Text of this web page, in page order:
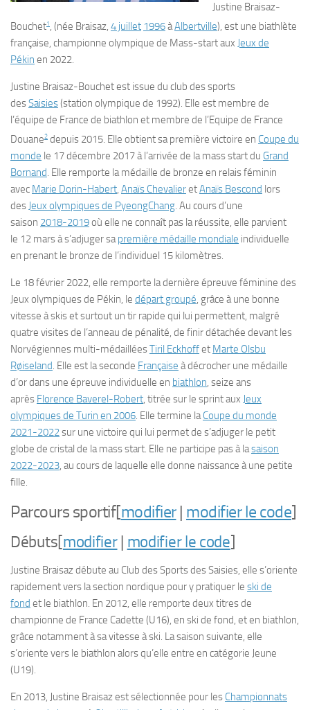
Justine Braisaz-
Bouchet1, (née Braisaz, 4 juillet 1996àAlbertville), est une biathlète
française, championne olympique de Mass-start aux Jeux de
Pékin en 2022.
Justine Braisaz-Bouchet est issue du club des sports
desSaisies(station olympique de 1992). Elle est membre de
l’équipe de France de biathlon et membre de l’Equipe de France
Douane2 depuis 2015. Elle obtient sa première victoire en Coupe du
monde le 17 décembre 2017à l’arrivée de la mass start du Grand
Bornand. Elle remporte la médaille de bronze en relais féminin
avec Marie Dorin-Habert, Anaïs ChevalieretAnaïs Bescond lors
des Jeux olympiques de PyeongChang. Au cours d’une
saison 2018-2019où elle ne connaît pas la réussite, elle parvient
le 12 marsà s’adjuger sapremière médaille mondiale individuelle
en prenant le bronze de l’individuel 15 kilomètres.
Le 18 février 2022, elle remporte la dernière épreuve féminine des
Jeux olympiques de Pékin, le départ groupé, grâce à une bonne
vitesse à skis et surtout un tir rapide qui lui permettent, malgré
quatre visites de l’anneau de pénalité, de finir détachée devant les
Norvégiennes multi-médailléesTiril Eckhoffet Marte Olsbu
Røiseland. Elle est la seconde Française à décrocher une médaille
d’or dans une épreuve individuelle en biathlon, seize ans
après Florence Baverel-Robert, titrée sur le sprint aux Jeux
olympiques de Turin en 2006. Elle termine laCoupe du monde
2021-2022sur une victoire qui lui permet de s’adjuger le petit
globe de cristal de la mass start. Elle ne participe pas à lasaison
2022-2023, au cours de laquelle elle donne naissance à une petite
fille.
Parcours sportif[modifier| modifier le code]
Débuts[modifier| modifier le code]
Justine Braisaz débute au Club des Sports des Saisies, elle s’oriente
rapidement vers la section nordique pour y pratiquer le ski de
fond et le biathlon. En 2012, elle remporte deux titres de
championne de France Cadette (U16), en ski de fond, et en biathlon,
grâce notamment à sa vitesse à ski. La saison suivante, elle
s’oriente vers le biathlon alors qu’elle entre en catégorie Jeune
(U19).
En 2013, Justine Braisaz est sélectionnée pour les Championnats